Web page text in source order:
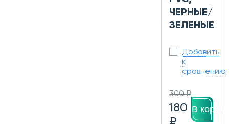
ЧЕРНЫЕ/
ЗЕЛЕНЫЕ
Добавить
к
сравнению
300 ₽
180 В